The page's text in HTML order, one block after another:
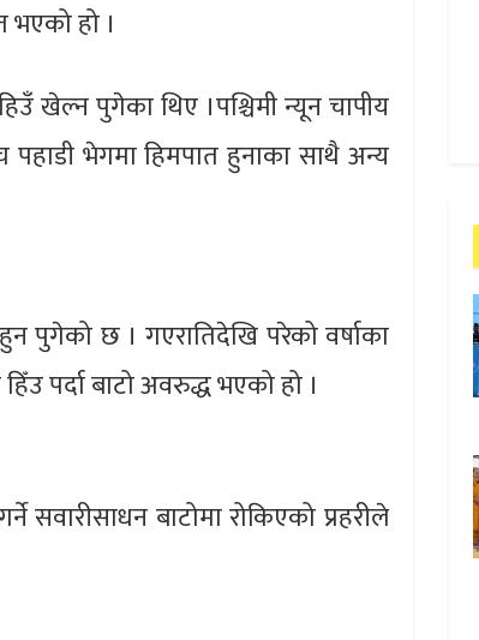
भएको हो ।
खेल्न पुगेका थिए ।पश्चिमी न्यून चापीय
भेगमा हिमपात हुनाका साथै अन्य
पुगेको छ । गएरातिदेखि परेको वर्षाका
पर्दा बाटो अवरुद्ध भएको हो ।
सवारीसाधन बाटोमा रोकिएको प्रहरीले